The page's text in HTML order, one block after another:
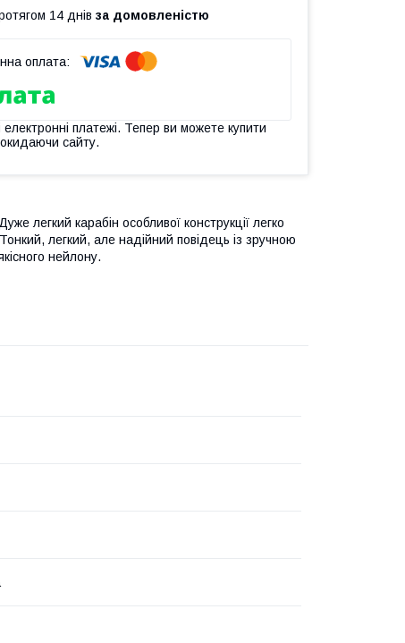
14 днів за домовленістю
електронні платежі. Тепер ви можете купити
сайту.
легкий карабін особливої конструкції легко
легкий, але надійний повідець із зручною
нейлону.